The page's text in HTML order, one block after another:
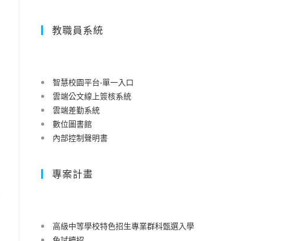
教職員系統
智慧校園平台-單一入口
雲端公文線上簽核系統
雲端差勤系統
數位圖書館
內部控制聲明書
專案計畫
高級中等學校特色招生專業群科甄選入學